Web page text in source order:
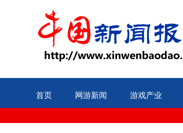
首页 网游新闻 游戏产业